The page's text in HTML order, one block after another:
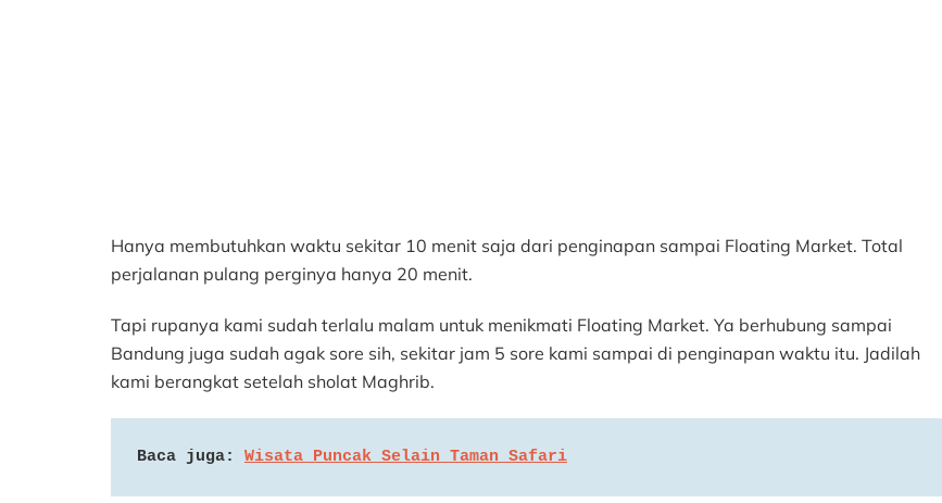
Hanya membutuhkan waktu sekitar 10 menit saja dari penginapan sampai Floating Market. Total
perjalanan pulang perginya hanya 20 menit.
Tapi rupanya kami sudah terlalu malam untuk menikmati Floating Market. Ya berhubung sampai
Bandung juga sudah agak sore sih, sekitar jam 5 sore kami sampai di penginapan waktu itu. Jadilah
kami berangkat setelah sholat Maghrib.
Baca juga: Wisata Puncak Selain Taman Safari